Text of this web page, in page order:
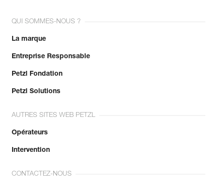
QUI SOMMES-NOUS ?
La marque
Entreprise Responsable
Petzl Fondation
Petzl Solutions
AUTRES SITES WEB PETZL
Opérateurs
Intervention
CONTACTEZ-NOUS